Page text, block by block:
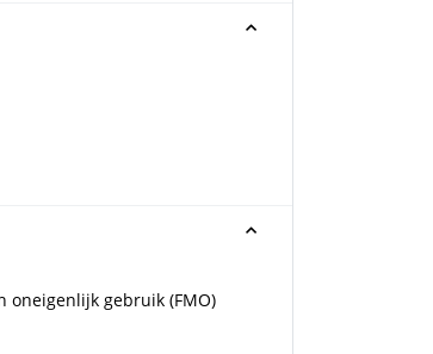
oneigenlijk gebruik (FMO)